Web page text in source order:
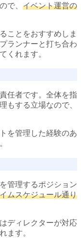
で、 イベント運営の
ことをおすすめしま
ランナーと打ち合わ
くれます。
任者です。全体を指
もする立場なので、
を管理した経験のあ
管理するポジション
ムスケジュール通り
ディレクターが対応
ます。